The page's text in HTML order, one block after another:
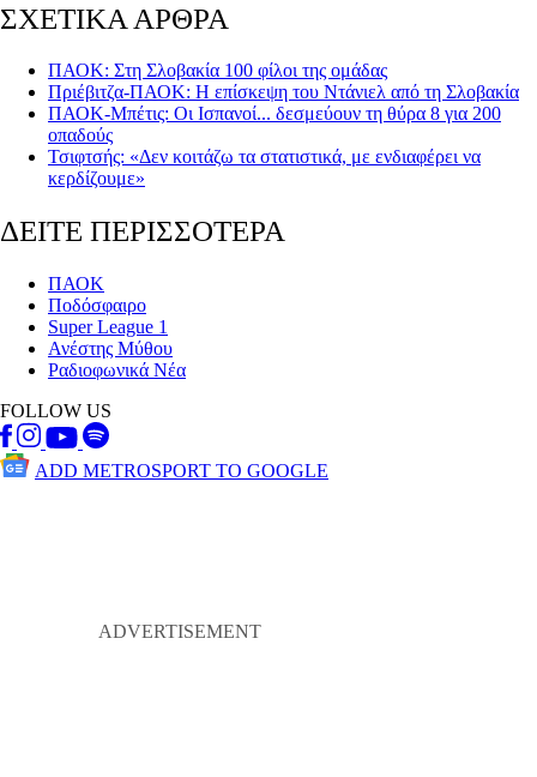
ΣΧΕΤΙΚΑ ΑΡΘΡΑ
ΠΑΟΚ: Στη Σλοβακία 100 φίλοι της ομάδας
Πριέβιτζα-ΠΑΟΚ: Η επίσκεψη του Ντάνιελ από τη Σλοβακία
ΠΑΟΚ-Μπέτις: Οι Ισπανοί... δεσμεύουν τη θύρα 8 για 200
οπαδούς
Τσιφτσής: «Δεν κοιτάζω τα στατιστικά, με ενδιαφέρει να
κερδίζουμε»
ΔΕΙΤΕ ΠΕΡΙΣΣΟΤΕΡΑ
ΠΑΟΚ
Ποδόσφαιρο
Super League 1
Ανέστης Μύθου
Ραδιοφωνικά Νέα
FOLLOW US
ADD METROSPORT TO GOOGLE